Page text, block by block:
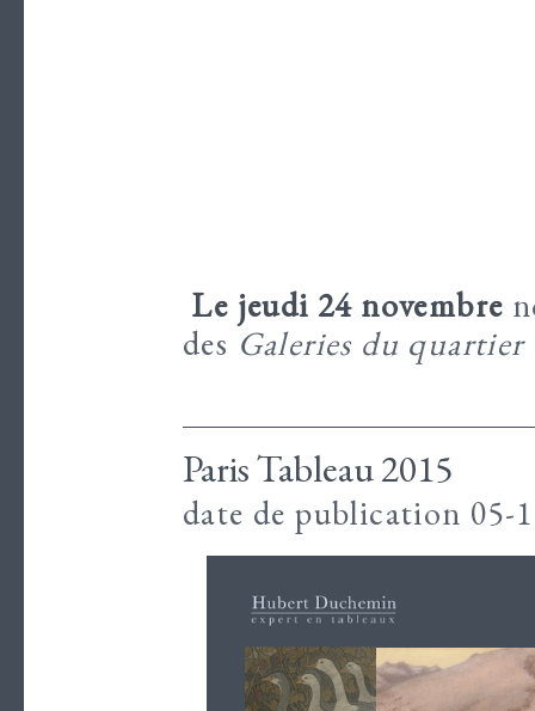
Le jeudi 24 novembre
des Galeries du
Paris Tableau 2015
date de publication 05-